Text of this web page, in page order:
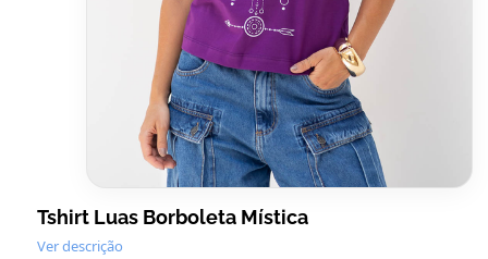
Tshirt Luas Borboleta Mística
Ver descrição